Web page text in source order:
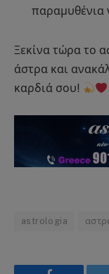
παραμυθένια
Ξεκίνα τώρα το
άστρα και
καρδιά σου!
astrologia